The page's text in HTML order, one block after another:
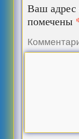
Ваш адрес
помечены